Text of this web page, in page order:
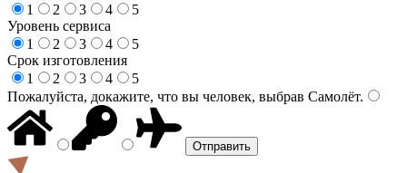
1
2 3 4
5
Уровень сервиса
1
2 3 4
5
Срок изготовления
1
2 3 4
5
Пожалуйста, докажите, что вы человек, выбрав Самолёт.